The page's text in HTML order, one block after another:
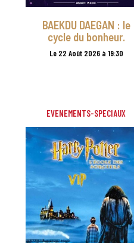
BAEKDU DAEGAN : le
cycle du bonheur.
Le 22 Août 2026 à 19:30
EVENEMENTS-SPECIAUX